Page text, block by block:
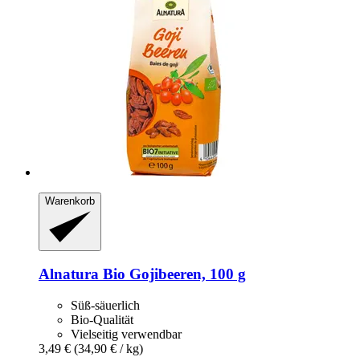
Warenkorb
Alnatura Bio Gojibeeren, 100 g
Süß-säuerlich
Bio-Qualität
Vielseitig verwendbar
3,49 € (34,90 € / kg)